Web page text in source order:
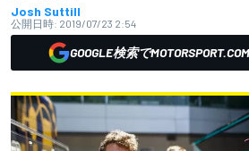
Josh Suttill
公開日時: 2019/07/23 2:54
GOOGLE検索で